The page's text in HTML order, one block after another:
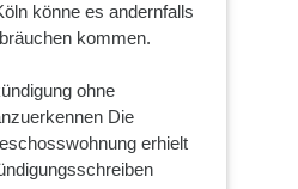
könne es andernfalls
kommen.
ohne
Die
erhielt